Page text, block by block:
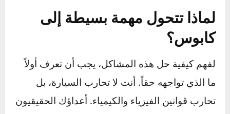
لا تعمل أبداً تحت سيارة مدعومة بالرافعة (الجك)
ارتدِ نظارات واقية وقفازات.
السيارة ليست خياراً، بل هي ضرورة قصوى.
لماذا تتحول مهمة بسيطة إلى